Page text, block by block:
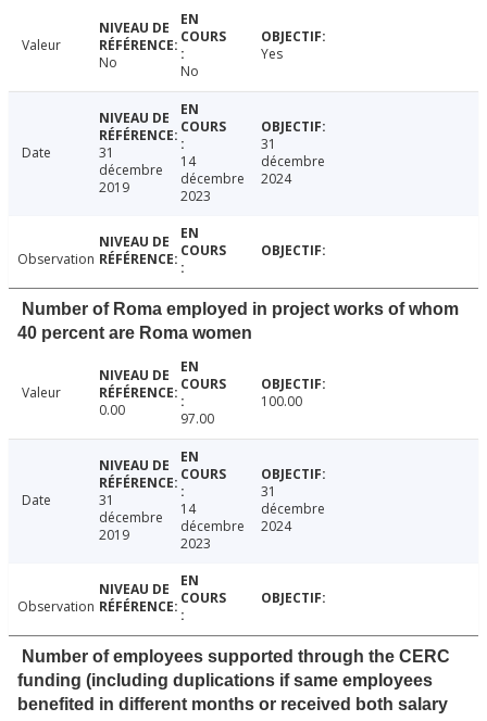
Valeur
No
No
Yes
Date
31
décembre
2019
14
décembre
2023
31
décembre
2024
Observation
Number of Roma employed in project works of whom
40 percent are Roma women
Valeur
0.00
97.00
100.00
Date
31
décembre
2019
14
décembre
2023
31
décembre
2024
Observation
Number of employees supported through the CERC
funding (including duplications if same employees
benefited in different months or received both salary